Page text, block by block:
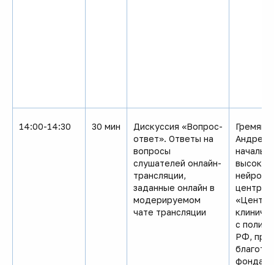
14:00-14:30 30 мин
Дискуссия «Вопрос-
ответ». Ответы на
вопросы
слушателей онлайн-
трансляции,
заданные онлайн в
модерируемом
чате трансляции
центра
с
РФ,
фонда